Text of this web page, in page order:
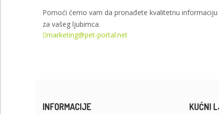
Pomoći ćemo vam da pronađete kvalitetnu informaciju
za vašeg ljubimca.
marketing@pet-portal.net
INFORMACIJE KUĆNI